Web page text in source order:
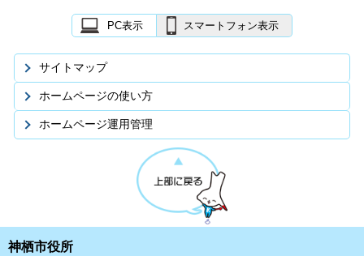
PC表示 スマートフォン表示
サイトマップ
ホームページの使い方
ホームページ運用管理
神栖市役所